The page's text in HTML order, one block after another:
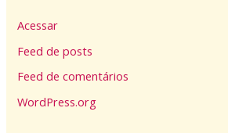
Acessar
Feed de posts
Feed de comentários
WordPress.org